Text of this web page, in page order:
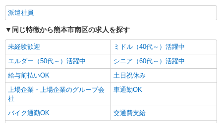
派遣社員
同じ特徴から熊本市南区の求人を探す
未経験歓迎
ミドル（40代～）活躍中
エルダー（50代～）活躍中
シニア（60代～）活躍中
給与前払いOK
土日祝休み
上場企業・上場企業のグループ会
社
車通勤OK
バイク通勤OK
交通費支給